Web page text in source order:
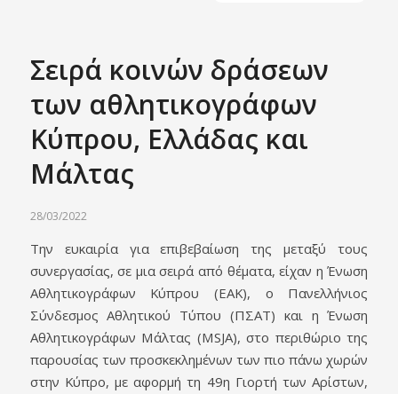
Σειρά κοινών δράσεων
των αθλητικογράφων
Κύπρου, Ελλάδας και
Μάλτας
28/03/2022
Την ευκαιρία για επιβεβαίωση της μεταξύ τους
συνεργασίας, σε μια σειρά από θέματα, είχαν η Ένωση
Αθλητικογράφων Κύπρου (ΕΑΚ), ο Πανελλήνιος
Σύνδεσμος Αθλητικού Τύπου (ΠΣΑΤ) και η Ένωση
Αθλητικογράφων Μάλτας (MSJA), στο περιθώριο της
παρουσίας των προσκεκλημένων των πιο πάνω χωρών
στην Κύπρο, με αφορμή τη 49η Γιορτή των Αρίστων,